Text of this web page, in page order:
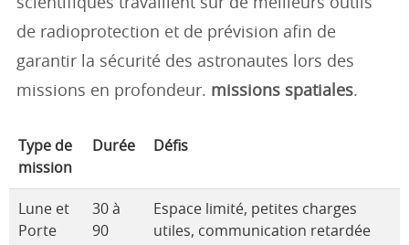
scientifiques travaillent sur de meilleurs outils
de radioprotection et de prévision afin de
garantir la sécurité des astronautes lors des
missions en profondeur. missions spatiales.
Type de
mission
Durée Défis
Lune et
Porte
30 à
90
Espace limité, petites charges
utiles, communication retardée